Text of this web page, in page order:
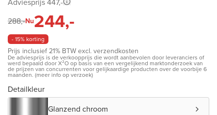
288,-Nu244,-
- 15% korting
Prijs inclusief 21% BTW excl. verzendkosten
De adviesprijs is de verkoopprijs die wordt aanbevolen door leveranciers of
werd bepaald door X²O op basis van een vergelijkend marktonderzoek van
de prijzen van concurrenten voor gelijkaardige producten over de voorbije 6
maanden. (meer info op verzoek)
Detailkleur
Glanzend chroom